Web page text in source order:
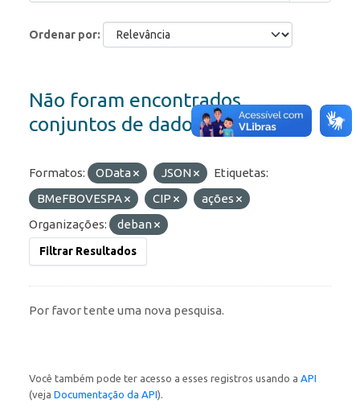
Ordenar por
Não foram encontrados
conjuntos de dados
Formatos: OData JSON
Etiquetas:
BMeFBOVESPA
CIP
ações
Organizações:
deban
Filtrar Resultados
Por favor tente uma nova pesquisa.
Você também pode ter acesso a esses registros usando a API
(veja Documentação da API).